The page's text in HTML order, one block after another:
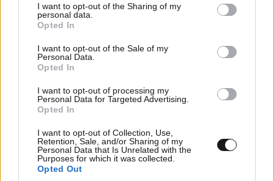
not limited to your visit or usage behaviour. You may click to
grant or deny consent to Google and its third-party tags to
use your data for below specified purposes in below Google
consent section.
I want to opt-out of the Sharing of my
personal data.
Opted In
I want to opt-out of the Sale of my
Personal Data.
Opted In
I want to opt-out of processing my
Personal Data for Targeted Advertising.
Opted In
I want to opt-out of Collection, Use,
Retention, Sale, and/or Sharing of my
Personal Data that Is Unrelated with the
Purposes for which it was collected.
Opted Out
και οι υποκριτες,πολυ μεγαλυτερη αηδια....
Απαντήστε
συγγνωμη κιολας
Αηδια υπαρχει, οχι μισος.
Απαντήστε
ΠΕΡΙΣΣΟΤΕΡΑ ΣΧΟΛΙΑ
TRENDING